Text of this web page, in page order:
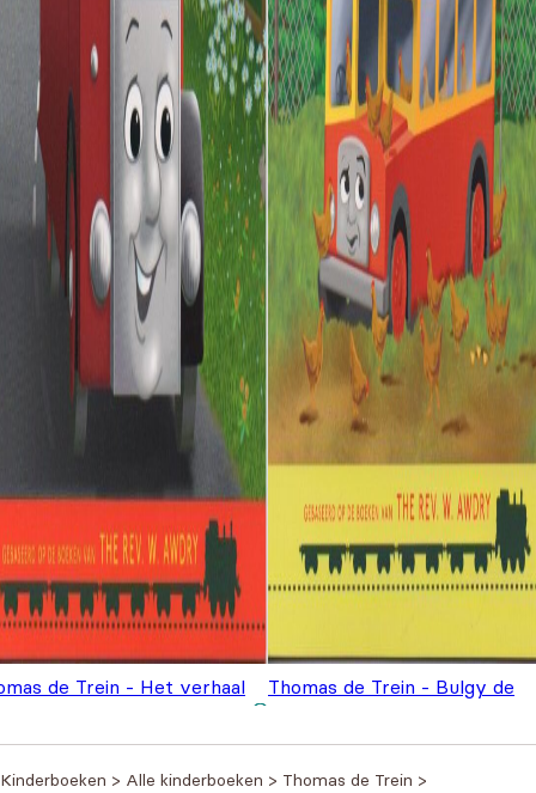
de Trein - Het verhaal
Thomas de Trein - Bulgy de
Kinderboeken > Alle kinderboeken > Thomas de Trein >